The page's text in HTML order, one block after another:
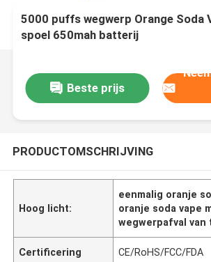
5000 puffs wegwerp Orange Soda
spoel 650mah batterij
Beste prijs
PRODUCTOMSCHRIJVING
Hoog licht:
eenmalig oranje
oranje soda vape
wegwerpafval van
Certificering CE/RoHS/FCC/FDA